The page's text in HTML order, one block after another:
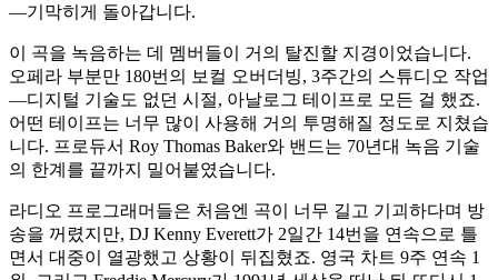
—기막히게 돌아갑니다.
이 곡을 녹음하는 데 멤버들이 거의 탈진할 지경이었습니다.
오페라 부분만 180번의 보컬 오버더빙, 3주간의 스튜디오 작업
—디지털 기술도 없던 시절, 아날로그 테이프로 모든 걸 했죠.
어떤 테이프는 너무 많이 사용해 거의 투명해질 정도로 지쳤습
니다. 프로듀서 Roy Thomas Baker와 밴드는 70년대 녹음 기술
의 한계를 끝까지 밀어붙였습니다.
라디오 프로그래머들은 처음엔 곡이 너무 길고 기괴하다며 방
송을 꺼렸지만, DJ Kenny Everett가 2일간 14번을 연속으로 틀
면서 대중이 열광했고 상황이 뒤집혔죠. 영국 차트 9주 연속 1